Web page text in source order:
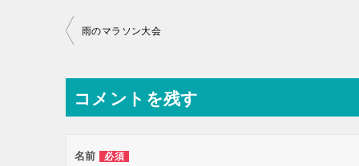
投
ナ
ビ
ー
雨のマラソン大会
コメントを残す
名前 必須